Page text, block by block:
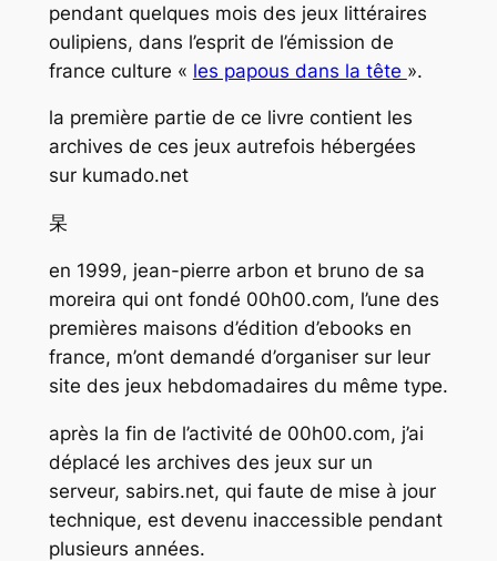
pendant quelques mois des jeux littéraires
oulipiens, dans l’esprit de l’émission de
france culture « les papous dans la tête ».
la première partie de ce livre contient les
archives de ces jeux autrefois hébergées
sur kumado.net
杲
en 1999, jean-pierre arbon et bruno de sa
moreira qui ont fondé 00h00.com, l’une des
premières maisons d’édition d’ebooks en
france, m’ont demandé d’organiser sur leur
site des jeux hebdomadaires du même type.
après la fin de l’activité de 00h00.com, j’ai
déplacé les archives des jeux sur un
serveur, sabirs.net, qui faute de mise à jour
technique, est devenu inaccessible pendant
plusieurs années.